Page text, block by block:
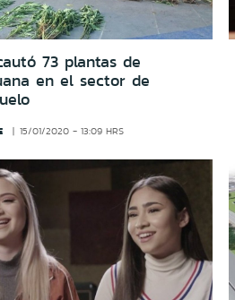
73 plantas de
en el sector de
15/01/2020 - 13:09 HRS